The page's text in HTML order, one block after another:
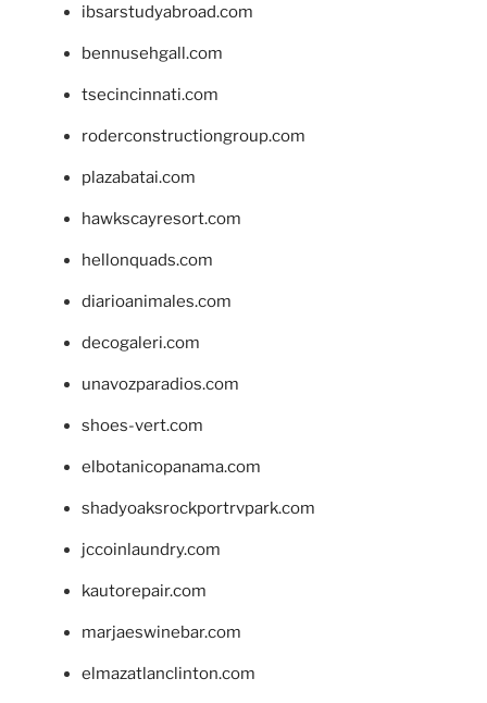
ibsarstudyabroad.com
bennusehgall.com
tsecincinnati.com
roderconstructiongroup.com
plazabatai.com
hawkscayresort.com
hellonquads.com
diarioanimales.com
decogaleri.com
unavozparadios.com
shoes-vert.com
elbotanicopanama.com
shadyoaksrockportrvpark.com
jccoinlaundry.com
kautorepair.com
marjaeswinebar.com
elmazatlanclinton.com